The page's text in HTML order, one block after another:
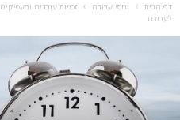
דף הבית יחסי עבודה זכויות עובדים ומעסיקים
לעבודה